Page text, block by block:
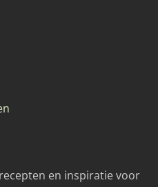
en inspiratie voor